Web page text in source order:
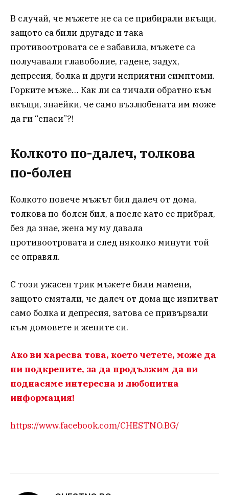
В случай, че мъжете не са се прибирали вкъщи,
защото са били другаде и така
противоотровата се е забавила, мъжете са
получавали главоболие, гадене, задух,
депресия, болка и други неприятни симптоми.
Горките мъже… Как ли са тичали обратно към
вкъщи, знаейки, че само възлюбената им може
да ги “спаси”?!
Колкото по-далеч, толкова
по-болен
Колкото повече мъжът бил далеч от дома,
толкова по-болен бил, а после като се прибрал,
без да знае, жена му му давала
противоотровата и след няколко минути той
се оправял.
С този ужасен трик мъжете били мамени,
защото смятали, че далеч от дома ще изпитват
само болка и депресия, затова се привързали
към домовете и жените си.
Ако ви харесва това, което четете, може да
ни подкрепите, за да продължим да ви
поднасяме интересна и любопитна
информация!
https://www.facebook.com/CHESTNO.BG/